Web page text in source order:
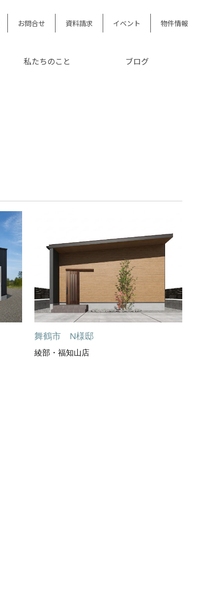
お問合せ 資料請求 イベント 物件情報
私たちのこと ブログ
舞鶴市 N様邸
綾部・福知山店